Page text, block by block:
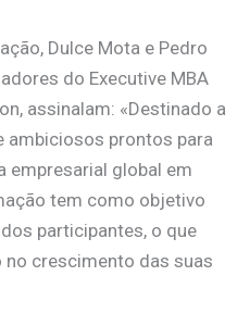
Dulce Mota e Pedro
do Executive MBA
assinalam: «Destinado a
ambiciosos prontos para
empresarial global em
tem como objetivo
participantes, o que
crescimento das suas